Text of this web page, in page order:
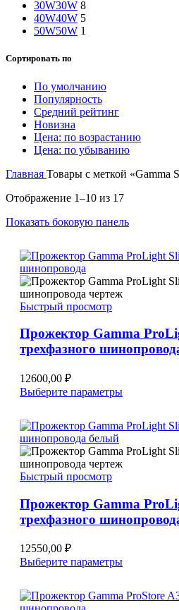
30W30W 8
40W40W 5
50W50W 1
Сортировать по
По умолчанию
Популярность
Средний рейтинг
Новизна
Цена: по возрастанию
Цена: по убыванию
Главная Товары с меткой «Gamma
Отображение 1–10 из 17
Показать боковую панель
Быстрый просмотр
Прожектор Gamma
трехфазного
12600,00 ₽
Выберите параметрыЭтот
несколько
Опции
можно
странице
товара.
Быстрый просмотр
Прожектор Gamma
трехфазного
12550,00 ₽
Выберите параметрыЭтот
несколько